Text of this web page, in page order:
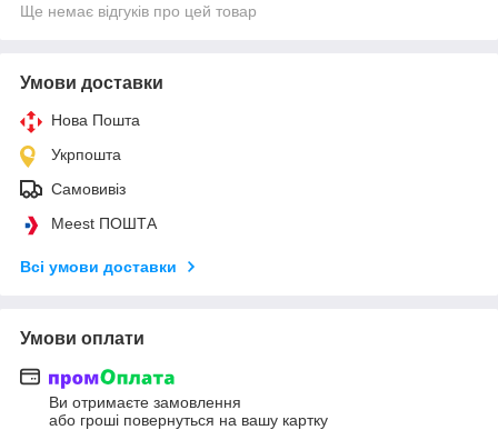
Ще немає відгуків про цей товар
Умови доставки
Нова Пошта
Укрпошта
Самовивіз
Meest ПОШТА
Всі умови доставки
Умови оплати
Ви отримаєте замовлення
або гроші повернуться на вашу картку